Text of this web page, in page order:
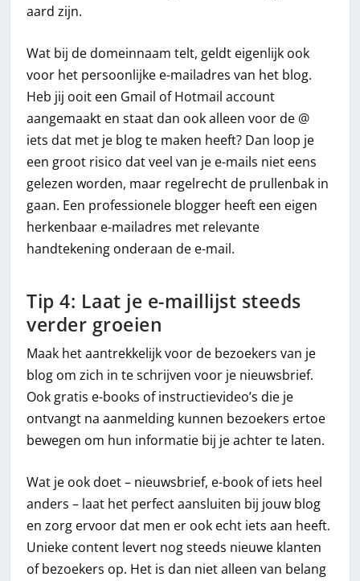
aard zijn.
Wat bij de domeinnaam telt, geldt eigenlijk ook
voor het persoonlijke e-mailadres van het blog.
Heb jij ooit een Gmail of Hotmail account
aangemaakt en staat dan ook alleen voor de @
iets dat met je blog te maken heeft? Dan loop je
een groot risico dat veel van je e-mails niet eens
gelezen worden, maar regelrecht de prullenbak in
gaan. Een professionele blogger heeft een eigen
herkenbaar e-mailadres met relevante
handtekening onderaan de e-mail.
Tip 4: Laat je e-maillijst steeds
verder groeien
Maak het aantrekkelijk voor de bezoekers van je
blog om zich in te schrijven voor je nieuwsbrief.
Ook gratis e-books of instructievideo’s die je
ontvangt na aanmelding kunnen bezoekers ertoe
bewegen om hun informatie bij je achter te laten.
Wat je ook doet – nieuwsbrief, e-book of iets heel
anders – laat het perfect aansluiten bij jouw blog
en zorg ervoor dat men er ook echt iets aan heeft.
Unieke content levert nog steeds nieuwe klanten
of bezoekers op. Het is dan niet alleen van belang